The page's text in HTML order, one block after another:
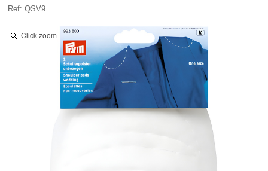
Ref: QSV9
Click zoom